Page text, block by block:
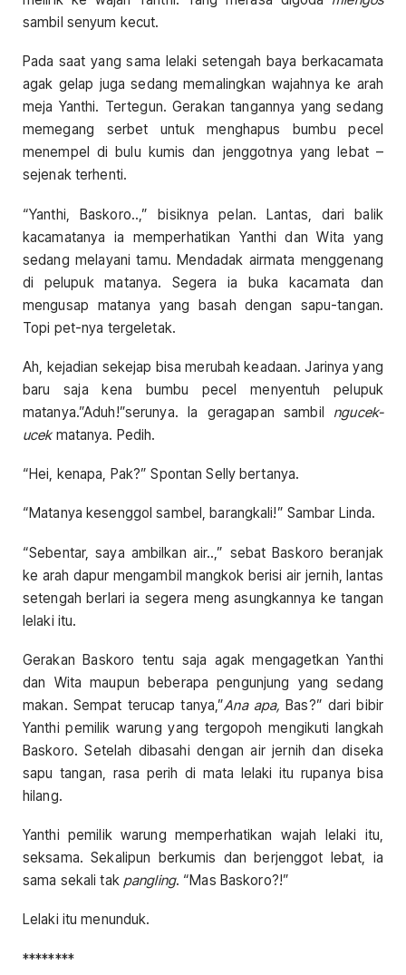
sambil senyum kecut.
Pada saat yang sama lelaki setengah baya berkacamata
agak gelap juga sedang memalingkan wajahnya ke arah
meja Yanthi. Tertegun. Gerakan tangannya yang sedang
memegang serbet untuk menghapus bumbu pecel
menempel di bulu kumis dan jenggotnya yang lebat –
sejenak terhenti.
“Yanthi, Baskoro..,” bisiknya pelan. Lantas, dari balik
kacamatanya ia memperhatikan Yanthi dan Wita yang
sedang melayani tamu. Mendadak airmata menggenang
di pelupuk matanya. Segera ia buka kacamata dan
mengusap matanya yang basah dengan sapu-tangan.
Topi pet-nya tergeletak.
Ah, kejadian sekejap bisa merubah keadaan. Jarinya yang
baru saja kena bumbu pecel menyentuh pelupuk
matanya.”Aduh!”serunya. Ia geragapan sambil ngucek-
ucekmatanya. Pedih.
“Hei, kenapa, Pak?” Spontan Selly bertanya.
“Matanya kesenggol sambel, barangkali!” Sambar Linda.
“Sebentar, saya ambilkan air..,” sebat Baskoro beranjak
ke arah dapur mengambil mangkok berisi air jernih, lantas
setengah berlari ia segera meng asungkannya ke tangan
lelaki itu.
Gerakan Baskoro tentu saja agak mengagetkan Yanthi
dan Wita maupun beberapa pengunjung yang sedang
makan. Sempat terucap tanya,”Ana apa,Bas?” dari bibir
Yanthi pemilik warung yang tergopoh mengikuti langkah
Baskoro. Setelah dibasahi dengan air jernih dan diseka
sapu tangan, rasa perih di mata lelaki itu rupanya bisa
hilang.
Yanthi pemilik warung memperhatikan wajah lelaki itu,
seksama. Sekalipun berkumis dan berjenggot lebat, ia
sama sekali tak pangling. “Mas Baskoro?!”
Lelaki itu menunduk.
********